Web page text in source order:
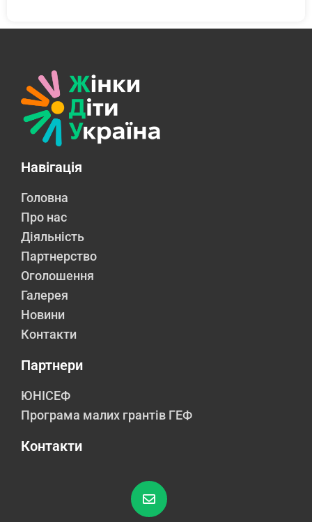
Навігація
Головна
Про нас
Діяльність
Партнерство
Оголошення
Галерея
Новини
Контакти
Партнери
ЮНІСЕФ
Програма малих грантів ГЕФ
Контакти